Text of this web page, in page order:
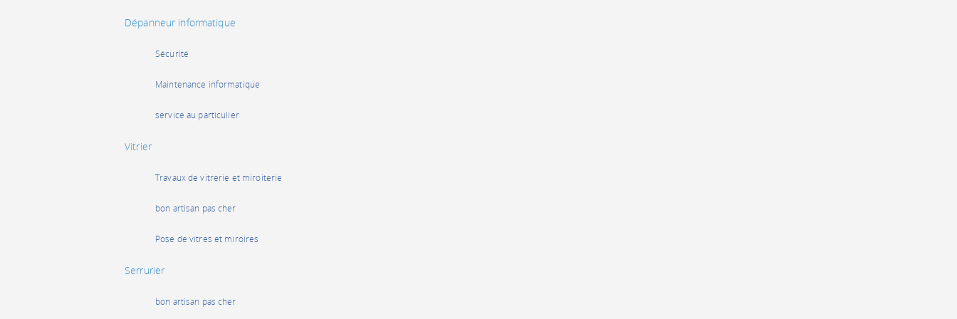
Dépanneur informatique
Sécurité
Maintenance informatique
service au particulier
Vitrier
Travaux de vitrerie et miroiterie
bon artisan pas cher
Pose de vitres et miroires
Serrurier
bon artisan pas cher